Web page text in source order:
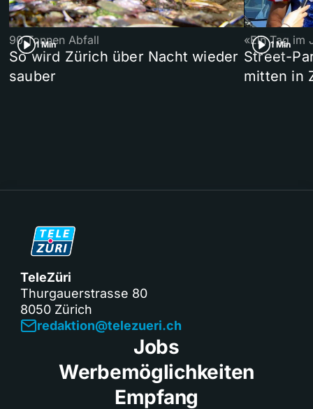
1 Min
90 Tonnen Abfall
So wird Zürich über Nacht wieder
sauber
1 Min
«Ein Tag im
Street-
mitten in
TeleZüri
Thurgauerstrasse 80
8050 Zürich
redaktion@telezueri.ch
Jobs
Werbemöglichkeiten
Empfang